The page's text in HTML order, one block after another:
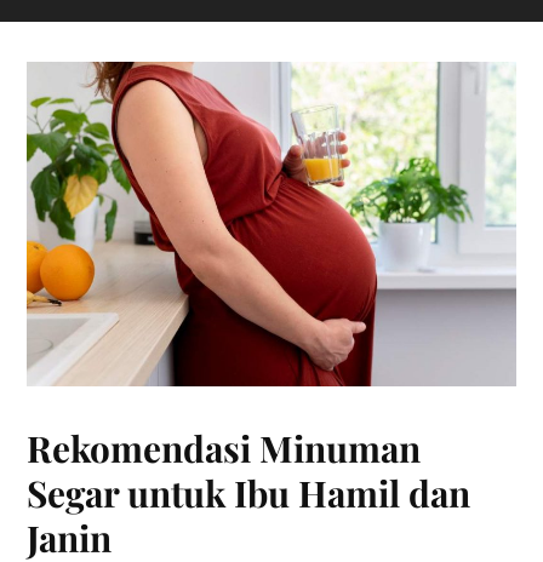
Rekomendasi Minuman
Segar untuk Ibu Hamil dan
Janin